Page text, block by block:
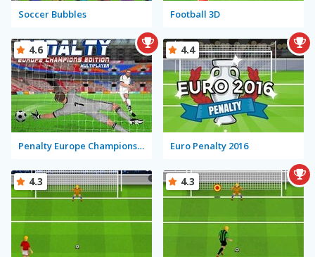
Soccer Bubbles Football 3D
Penalty Europe Champions Edition Multiplayer
4.6
Euro Penalty 2016
4.4
4.3 4.3